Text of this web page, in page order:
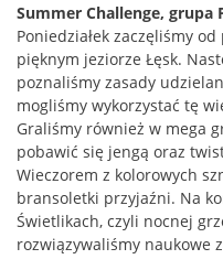
Summer Challenge, grupa
Poniedziałek zaczęliśmy
pięknym jeziorze Łęsk.
poznaliśmy zasady
mogliśmy wykorzystać tę
Graliśmy również w mega
pobawić się jengą oraz
Wieczorem z kolorowych
bransoletki przyjaźni. Na
Świetlikach, czyli nocnej
rozwiązywaliśmy naukowe